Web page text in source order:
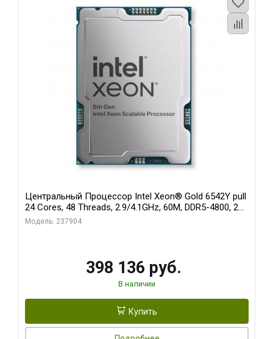
Центральный Процессор Intel Xeon® Gold 6542Y pull
24 Cores, 48 Threads, 2.9/4.1GHz, 60M, DDR5-4800, 2S,
250W OEM
Модель: 237904
398 136 руб.
В наличии
Купить